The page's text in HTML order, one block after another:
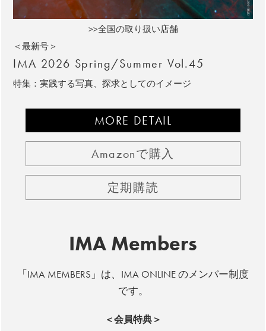
>>全国の取り扱い店舗
＜最新号＞
IMA 2026 Spring/Summer Vol.45
特集：実践する写真、探求としてのイメージ
MORE DETAIL
Amazonで購入
定期購読
IMA Members
「IMA MEMBERS」は、IMA ONLINE のメンバー制度
です。
＜会員特典＞